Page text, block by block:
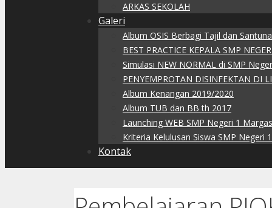
ARKAS SEKOLAH
Galeri
Album OSIS Berbagi Tajil dan
BEST PRACTICE KEPALA SMP
Simulasi NEW NORMAL di SMP
PENYEMPROTAN DISINFEKTAN DI
Album Kenangan 2019/2020
Album TUB dan BB th 2017
Launching WEB SMP Negeri 1
Kriteria Kelulusan Siswa SMP Negeri
Kontak